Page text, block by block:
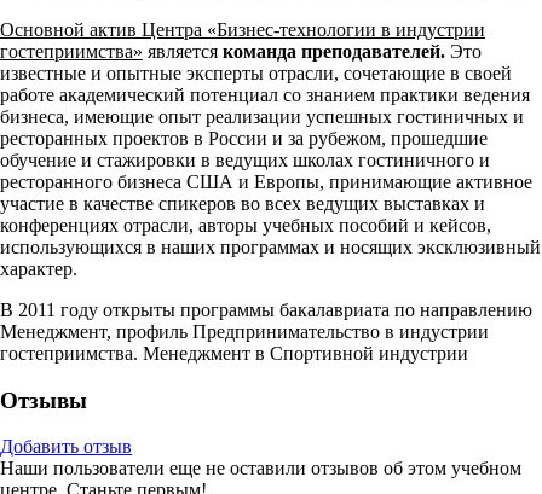
Основной актив Центра «Бизнес-технологии в индустрии
гостеприимства» является команда преподавателей. Это
известные и опытные эксперты отрасли, сочетающие в своей
работе академический потенциал со знанием практики ведения
бизнеса, имеющие опыт реализации успешных гостиничных и
ресторанных проектов в России и за рубежом, прошедшие
обучение и стажировки в ведущих школах гостиничного и
ресторанного бизнеса США и Европы, принимающие активное
участие в качестве спикеров во всех ведущих выставках и
конференциях отрасли, авторы учебных пособий и кейсов,
использующихся в наших программах и носящих эксклюзивный
характер.
В 2011 году открыты программы бакалавриата по направлению
Менеджмент, профиль Предпринимательство в индустрии
гостеприимства. Менеджмент в Спортивной индустрии
Отзывы
Добавить отзыв
Наши пользователи еще не оставили отзывов об этом учебном